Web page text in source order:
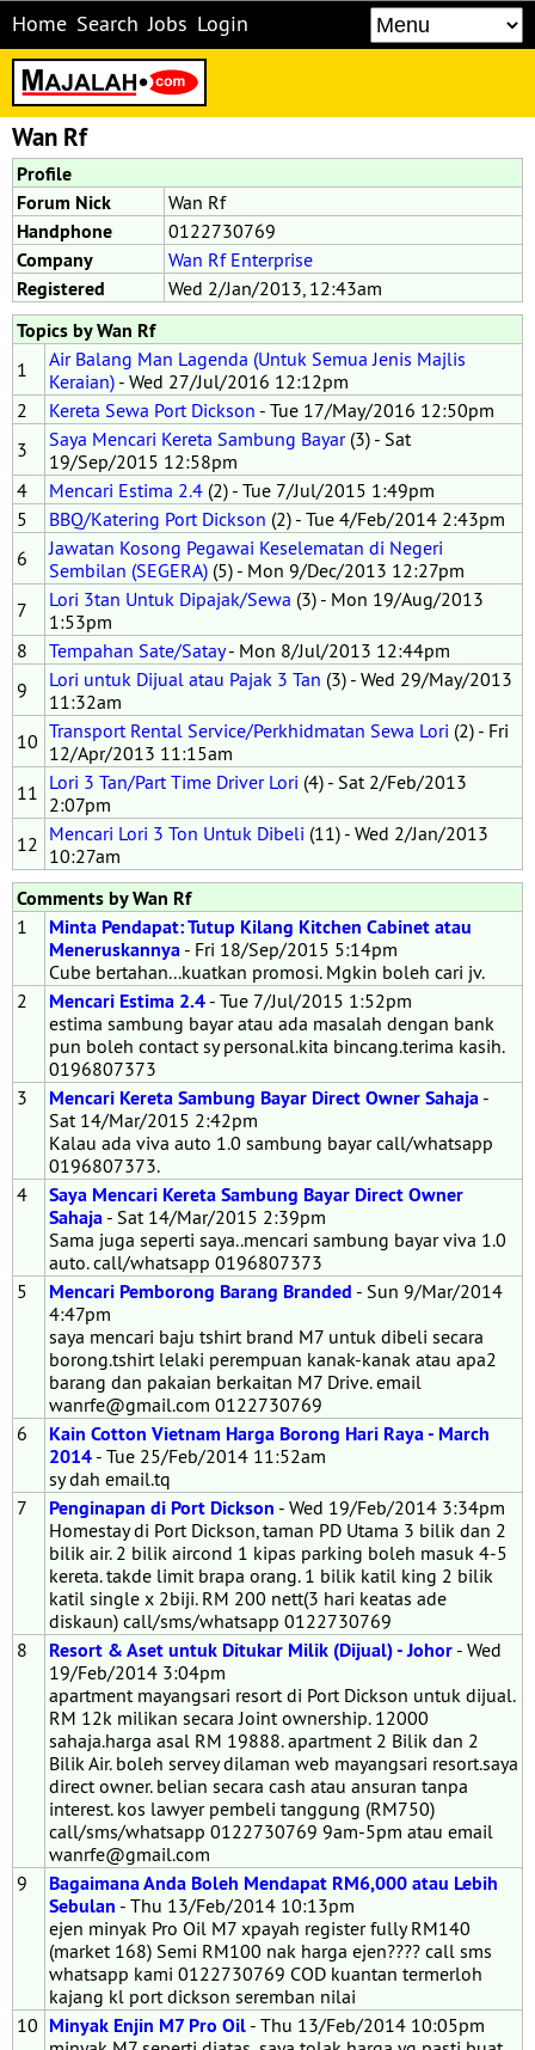
Home Search Jobs Login
Wan Rf
Profile
Forum Nick
Wan Rf
Handphone 0122730769
Company Wan Rf Enterprise
Registered Wed 2/Jan/2013, 12:43am
Topics by Wan Rf
1
Air Balang Man Lagenda (Untuk Semua Jenis Majlis
Keraian) - Wed 27/Jul/2016 12:12pm
2
Kereta Sewa Port Dickson - Tue 17/May/2016 12:50pm
3
Saya Mencari Kereta Sambung Bayar(3) - Sat
19/Sep/2015 12:58pm
4
Mencari Estima 2.4 (2) - Tue 7/Jul/2015 1:49pm
5
BBQ/Katering Port Dickson (2) - Tue 4/Feb/2014 2:43pm
6
Jawatan Kosong Pegawai Keselematan di Negeri
Sembilan (SEGERA) (5) - Mon 9/Dec/2013 12:27pm
7
Lori 3tan Untuk Dipajak/Sewa (3) - Mon 19/Aug/2013
1:53pm
8
Tempahan Sate/Satay- Mon 8/Jul/2013 12:44pm
9
Lori untuk Dijual atau Pajak 3 Tan (3) - Wed 29/May/2013
11:32am
10 Transport Rental Service/Perkhidmatan Sewa Lori (2) - Fri
12/Apr/2013 11:15am
11 Lori 3 Tan/Part Time Driver Lori (4) - Sat 2/Feb/2013
2:07pm
12 Mencari Lori 3 Ton Untuk Dibeli (11) - Wed 2/Jan/2013
10:27am
Comments by Wan Rf
1
Minta Pendapat: Tutup Kilang Kitchen Cabinet atau
Meneruskannya - Fri 18/Sep/2015 5:14pm
Cube bertahan...kuatkan promosi. Mgkin boleh cari jv.
2
Mencari Estima 2.4 - Tue 7/Jul/2015 1:52pm
estima sambung bayar atau ada masalah dengan bank
pun boleh contact sy personal.kita bincang.terima kasih.
0196807373
3
Mencari Kereta Sambung Bayar Direct Owner Sahaja -
Sat 14/Mar/2015 2:42pm
Kalau ada viva auto 1.0 sambung bayar call/whatsapp
0196807373.
4
Saya Mencari Kereta Sambung Bayar Direct Owner
Sahaja - Sat 14/Mar/2015 2:39pm
Sama juga seperti saya..mencari sambung bayar viva 1.0
auto. call/whatsapp 0196807373
5
Mencari Pemborong Barang Branded - Sun 9/Mar/2014
4:47pm
saya mencari baju tshirt brand M7 untuk dibeli secara
borong.tshirt lelaki perempuan kanak-kanak atau apa2
barang dan pakaian berkaitan M7 Drive. email
wanrfe@gmail.com 0122730769
6
Kain Cotton Vietnam Harga Borong Hari Raya - March
2014 - Tue 25/Feb/2014 11:52am
sy dah email.tq
7
Penginapan di Port Dickson - Wed 19/Feb/2014 3:34pm
Homestay di Port Dickson, taman PD Utama 3 bilik dan 2
bilik air. 2 bilik aircond 1 kipas parking boleh masuk 4-5
kereta. takde limit brapa orang. 1 bilik katil king 2 bilik
katil single x 2biji. RM 200 nett(3 hari keatas ade
diskaun) call/sms/whatsapp 0122730769
8
Resort & Aset untuk Ditukar Milik (Dijual) - Johor - Wed
19/Feb/2014 3:04pm
apartment mayangsari resort di Port Dickson untuk dijual.
RM 12k milikan secara Joint ownership. 12000
sahaja.harga asal RM 19888. apartment 2 Bilik dan 2
Bilik Air. boleh servey dilaman web mayangsari resort.saya
direct owner. belian secara cash atau ansuran tanpa
interest. kos lawyer pembeli tanggung (RM750)
call/sms/whatsapp 0122730769 9am-5pm atau email
wanrfe@gmail.com
9
Bagaimana Anda Boleh Mendapat RM6,000 atau Lebih
Sebulan - Thu 13/Feb/2014 10:13pm
ejen minyak Pro Oil M7 xpayah register fully RM140
(market 168) Semi RM100 nak harga ejen???? call sms
whatsapp kami 0122730769 COD kuantan termerloh
kajang kl port dickson seremban nilai
10 Minyak Enjin M7 Pro Oil - Thu 13/Feb/2014 10:05pm